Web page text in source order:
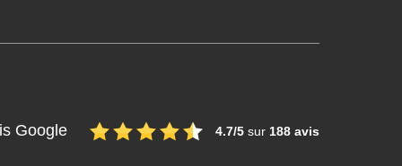
Google 4.7/5 sur 188 avis